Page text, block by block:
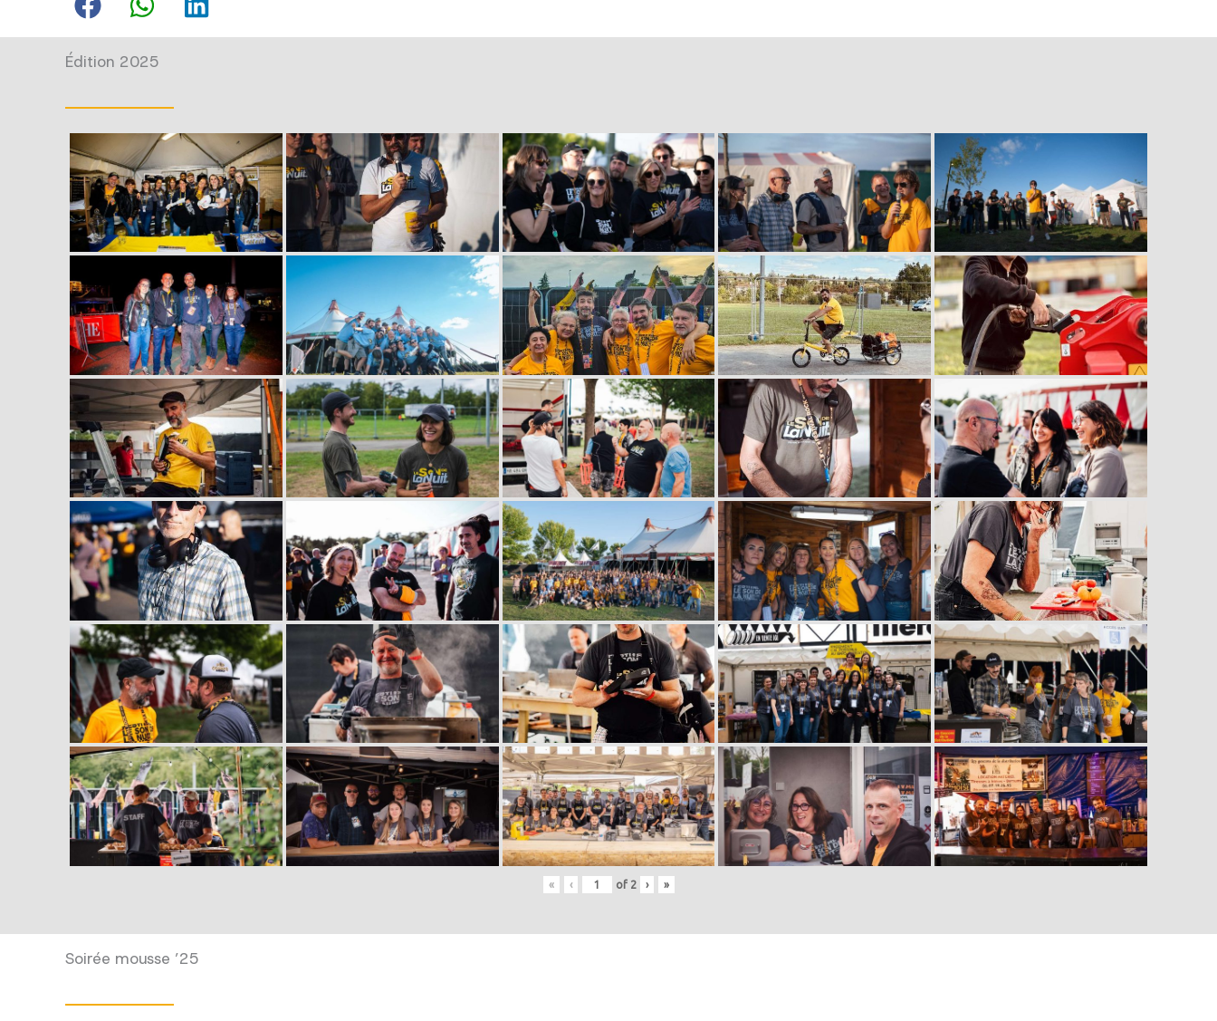
Édition 2025
« ‹ of 2 › »
Soirée mousse ’25